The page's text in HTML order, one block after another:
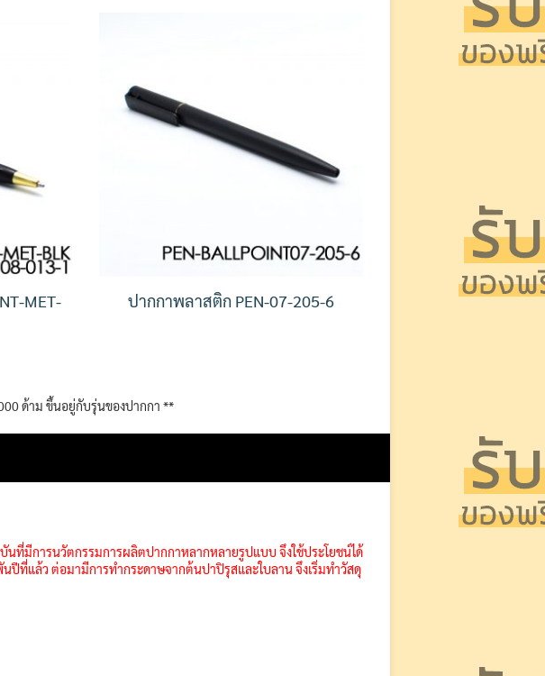
MET-
ปากกาพลาสติก PEN-07-205-6
ด้าม ขึ้นอยู่กับรุ่นของปากกา **
นที่มีการนวัตกรรมการผลิตปากกาหลากหลายรูปแบบ จึงใช้ประโยชน์ได้
ที่แล้ว ต่อมามีการทำกระดาษจากต้นปาปิรุสและใบลาน จึงเริ่มทำวัสดุ